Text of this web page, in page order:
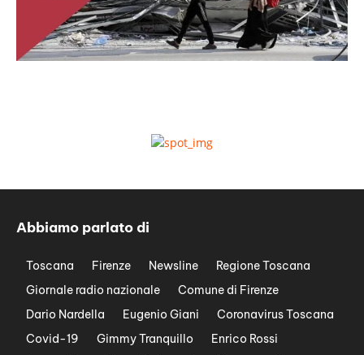
Abbiamo parlato di
Toscana Firenze Newsline
Regione Toscana
Giornale radio nazionale
Comune di Firenze
Dario Nardella
Eugenio Giani
Coronavirus Toscana
Covid-19
Gimmy Tranquillo
Enrico Rossi